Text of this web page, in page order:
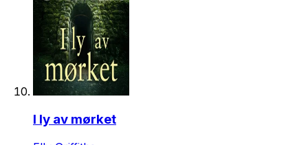
I ly av mørket